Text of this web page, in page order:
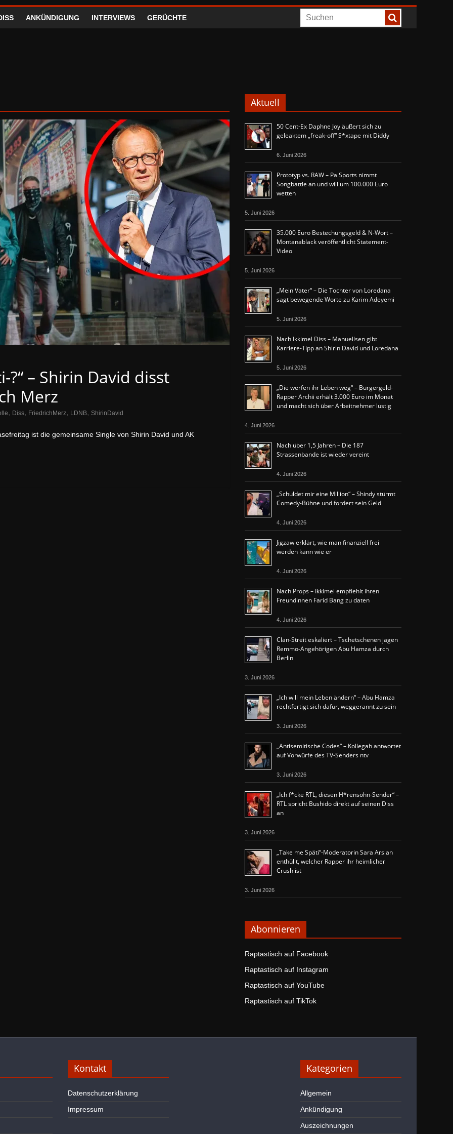
ANKÜNDIGUNG INTERVIEWS GERÜCHTE
?“ – Shirin David disst
Merz
, Diss, FriedrichMerz, LDNB, ShirinDavid
ist die gemeinsame Single von Shirin David und AK
Aktuell
50 Cent-Ex Daphne Joy äußert sich zu
geleaktem „freak-off“ S*xtape mit Diddy
6. Juni 2026
Prototyp vs. RAW – Pa Sports nimmt
Songbattle an und will um 100.000 Euro
wetten
5. Juni 2026
35.000 Euro Bestechungsgeld & N-Wort –
Montanablack veröffentlicht Statement-
Video
5. Juni 2026
„Mein Vater“ – Die Tochter von Loredana
sagt bewegende Worte zu Karim Adeyemi
5. Juni 2026
Nach Ikkimel Diss – Manuellsen gibt
Karriere-Tipp an Shirin David und Loredana
5. Juni 2026
„Die werfen ihr Leben weg“ – Bürgergeld-
Rapper Archii erhält 3.000 Euro im Monat
und macht sich über Arbeitnehmer lustig
4. Juni 2026
Nach über 1,5 Jahren – Die 187
Strassenbande ist wieder vereint
4. Juni 2026
„Schuldet mir eine Million“ – Shindy stürmt
Comedy-Bühne und fordert sein Geld
4. Juni 2026
Jigzaw erklärt, wie man finanziell frei
werden kann wie er
4. Juni 2026
Nach Props – Ikkimel empfiehlt ihren
Freundinnen Farid Bang zu daten
4. Juni 2026
Clan-Streit eskaliert – Tschetschenen jagen
Remmo-Angehörigen Abu Hamza durch
Berlin
3. Juni 2026
„Ich will mein Leben ändern“ – Abu Hamza
rechtfertigt sich dafür, weggerannt zu sein
3. Juni 2026
„Antisemitische Codes“ – Kollegah antwortet
auf Vorwürfe des TV-Senders ntv
3. Juni 2026
„Ich f*cke RTL, diesen H*rensohn-Sender“ –
RTL spricht Bushido direkt auf seinen Diss
an
3. Juni 2026
„Take me Späti“-Moderatorin Sara Arslan
enthüllt, welcher Rapper ihr heimlicher
Crush ist
3. Juni 2026
Abonnieren
Raptastisch auf Facebook
Raptastisch auf Instagram
Raptastisch auf YouTube
Raptastisch auf TikTok
Kontakt
Datenschutzerklärung
Impressum
Kategorien
Allgemein
Ankündigung
Auszeichnungen